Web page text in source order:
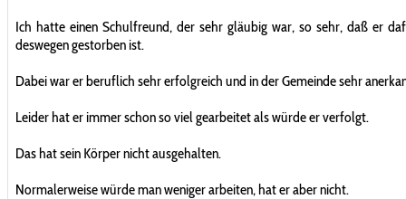
Ich hatte einen Schulfreund, der sehr gläubig war, so sehr, daß er
deswegen gestorben ist.
Dabei war er beruflich sehr erfolgreich und in der Gemeinde sehr
Leider hat er immer schon so viel gearbeitet als würde er verfolgt.
Das hat sein Körper nicht ausgehalten.
Normalerweise würde man weniger arbeiten, hat er aber nicht.